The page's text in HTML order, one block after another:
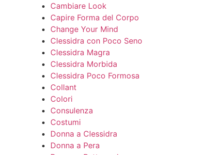
Cambiare Look
Capire Forma del Corpo
Change Your Mind
Clessidra con Poco Seno
Clessidra Magra
Clessidra Morbida
Clessidra Poco Formosa
Collant
Colori
Consulenza
Costumi
Donna a Clessidra
Donna a Pera